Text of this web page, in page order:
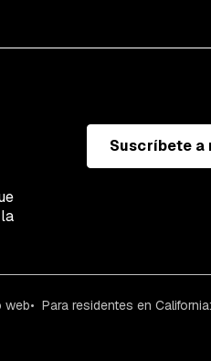
Suscríbete a
web Para residentes en